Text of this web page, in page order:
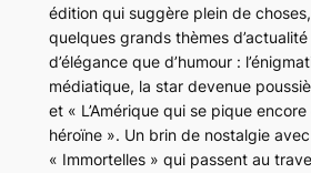
édition qui suggère plein de
quelques grands thèmes
d’élégance que d’humour :
médiatique, la star devenue
et « L’Amérique qui se pique encore
héroïne ». Un brin de nostalgie
« Immortelles » qui passent au